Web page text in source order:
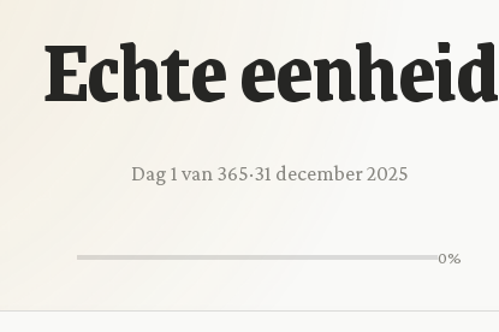
Echte eenheid
Dag 1 van 365·31 december 2025
0%